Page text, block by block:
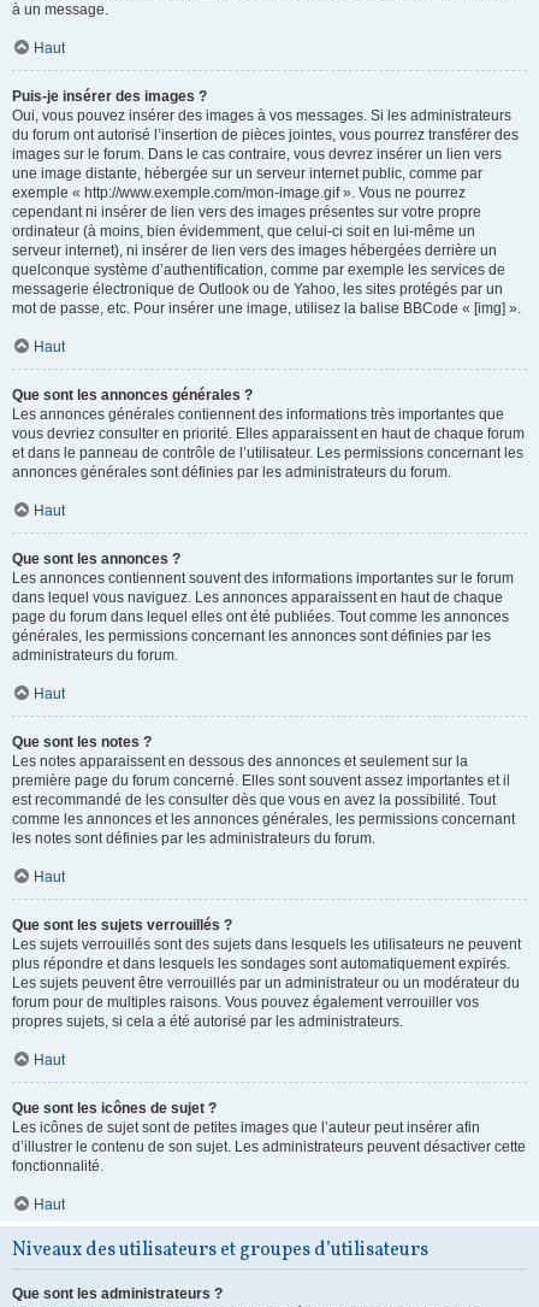
à un message.
Haut
Puis-je insérer des images ?
Oui, vous pouvez insérer des images à vos messages. Si les administrateurs
du forum ont autorisé l’insertion de pièces jointes, vous pourrez transférer des
images sur le forum. Dans le cas contraire, vous devrez insérer un lien vers
une image distante, hébergée sur un serveur internet public, comme par
exemple « http://www.exemple.com/mon-image.gif ». Vous ne pourrez
cependant ni insérer de lien vers des images présentes sur votre propre
ordinateur (à moins, bien évidemment, que celui-ci soit en lui-même un
serveur internet), ni insérer de lien vers des images hébergées derrière un
quelconque système d’authentification, comme par exemple les services de
messagerie électronique de Outlook ou de Yahoo, les sites protégés par un
mot de passe, etc. Pour insérer une image, utilisez la balise BBCode « [img] ».
Haut
Que sont les annonces générales ?
Les annonces générales contiennent des informations très importantes que
vous devriez consulter en priorité. Elles apparaissent en haut de chaque forum
et dans le panneau de contrôle de l’utilisateur. Les permissions concernant les
annonces générales sont définies par les administrateurs du forum.
Haut
Que sont les annonces ?
Les annonces contiennent souvent des informations importantes sur le forum
dans lequel vous naviguez. Les annonces apparaissent en haut de chaque
page du forum dans lequel elles ont été publiées. Tout comme les annonces
générales, les permissions concernant les annonces sont définies par les
administrateurs du forum.
Haut
Que sont les notes ?
Les notes apparaissent en dessous des annonces et seulement sur la
première page du forum concerné. Elles sont souvent assez importantes et il
est recommandé de les consulter dès que vous en avez la possibilité. Tout
comme les annonces et les annonces générales, les permissions concernant
les notes sont définies par les administrateurs du forum.
Haut
Que sont les sujets verrouillés ?
Les sujets verrouillés sont des sujets dans lesquels les utilisateurs ne peuvent
plus répondre et dans lesquels les sondages sont automatiquement expirés.
Les sujets peuvent être verrouillés par un administrateur ou un modérateur du
forum pour de multiples raisons. Vous pouvez également verrouiller vos
propres sujets, si cela a été autorisé par les administrateurs.
Haut
Que sont les icônes de sujet ?
Les icônes de sujet sont de petites images que l’auteur peut insérer afin
d’illustrer le contenu de son sujet. Les administrateurs peuvent désactiver cette
fonctionnalité.
Haut
Niveaux des utilisateurs et groupes d’utilisateurs
Que sont les administrateurs ?